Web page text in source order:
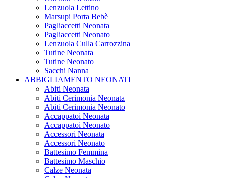
Lenzuola Lettino
Marsupi Porta Bebè
Pagliaccetti Neonata
Pagliaccetti Neonato
Lenzuola Culla Carrozzina
Tutine Neonata
Tutine Neonato
Sacchi Nanna
ABBIGLIAMENTO NEONATI
Abiti Neonata
Abiti Cerimonia Neonata
Abiti Cerimonia Neonato
Accappatoi Neonata
Accappatoi Neonato
Accessori Neonata
Accessori Neonato
Battesimo Femmina
Battesimo Maschio
Calze Neonata